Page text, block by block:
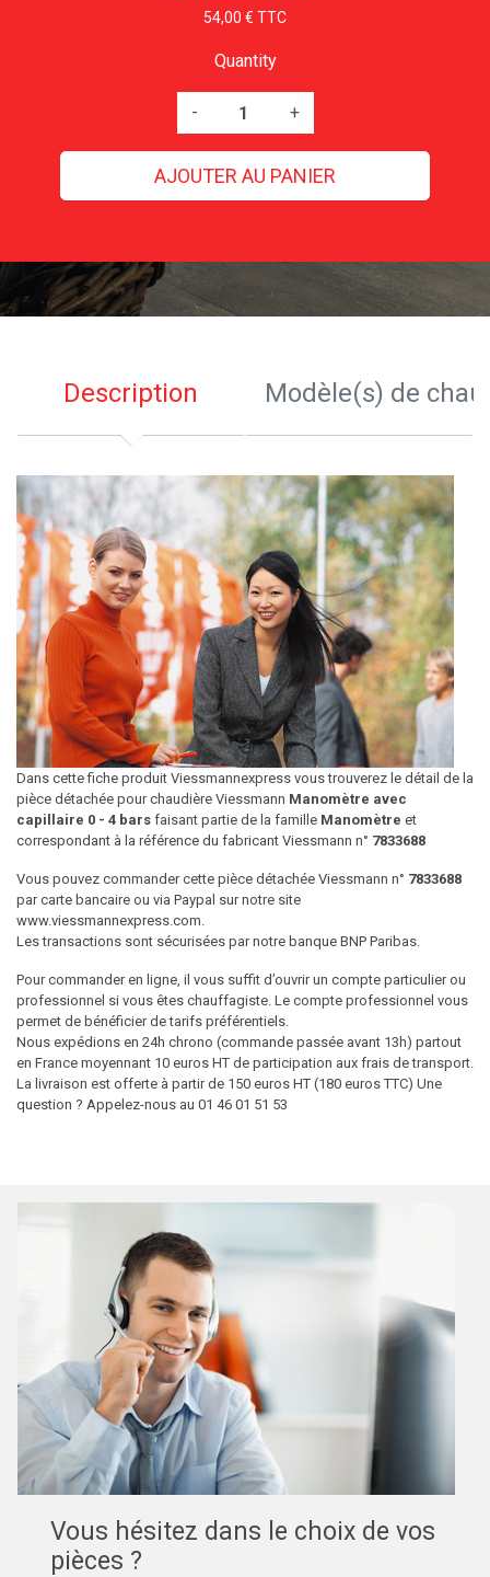
54,00 € TTC
Quantity
- +
AJOUTER AU PANIER
Description Modèle(s) de
Dans cette fiche produit Viessmannexpress vous trouverez le détail de la
pièce détachée pour chaudière Viessmann Manomètre avec
capillaire 0 - 4 bars faisant partie de la famille Manomètre et
correspondant à la référence du fabricant Viessmann n° 7833688
Vous pouvez commander cette pièce détachée Viessmann n° 7833688
par carte bancaire ou via Paypal sur notre site
www.viessmannexpress.com.
Les transactions sont sécurisées par notre banque BNP Paribas.
Pour commander en ligne, il vous suffit d’ouvrir un compte particulier ou
professionnel si vous êtes chauffagiste. Le compte professionnel vous
permet de bénéficier de tarifs préférentiels.
Nous expédions en 24h chrono (commande passée avant 13h) partout
en France moyennant 10 euros HT de participation aux frais de transport.
La livraison est offerte à partir de 150 euros HT (180 euros TTC) Une
question ? Appelez-nous au 01 46 01 51 53
Vous hésitez dans le choix de vos
pièces ?